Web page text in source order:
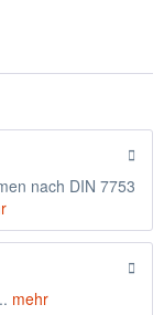
nach DIN 7753
mehr